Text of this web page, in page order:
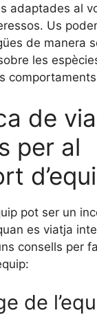
adaptades al
Us
de manera
les
de
per al
pot ser un
es viatja
consells per
de